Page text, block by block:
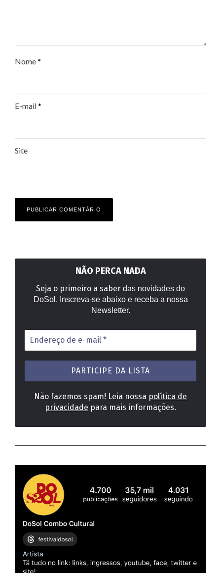
Nome*
E-mail*
Site
NÃO PERCA NADA
Seja o primeiro a saber das novidades do
DoSol. Inscreva-se abaixo e receba a nossa
Newsletter.
Endereço
de
e-
mail
Não fazemos spam! Leia nossa política de
privacidade para mais informações.